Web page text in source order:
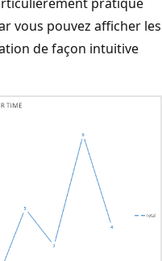
vous pouvez afficher les
de façon intuitive